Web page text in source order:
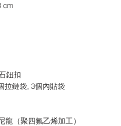
cm
鈕扣
拉鏈袋, 3個內貼袋
龍（聚四氟乙烯加工）